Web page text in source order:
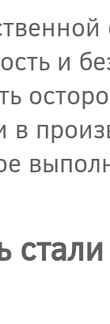
и
в